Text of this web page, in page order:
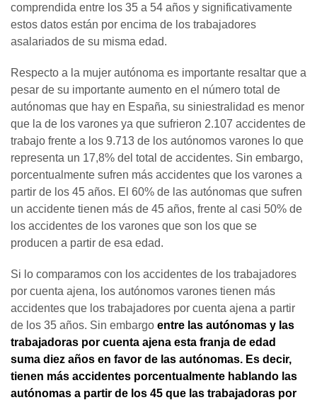
comprendida entre los 35 a 54 años y significativamente
estos datos están por encima de los trabajadores
asalariados de su misma edad.
Respecto a la mujer autónoma es importante resaltar que a
pesar de su importante aumento en el número total de
autónomas que hay en España, su siniestralidad es menor
que la de los varones ya que sufrieron 2.107 accidentes de
trabajo frente a los 9.713 de los autónomos varones lo que
representa un 17,8% del total de accidentes. Sin embargo,
porcentualmente sufren más accidentes que los varones a
partir de los 45 años. El 60% de las autónomas que sufren
un accidente tienen más de 45 años, frente al casi 50% de
los accidentes de los varones que son los que se
producen a partir de esa edad.
Si lo comparamos con los accidentes de los trabajadores
por cuenta ajena, los autónomos varones tienen más
accidentes que los trabajadores por cuenta ajena a partir
de los 35 años. Sin embargo entre las autónomas y las
trabajadoras por cuenta ajena esta franja de edad
suma diez años en favor de las autónomas. Es decir,
tienen más accidentes porcentualmente hablando las
autónomas a partir de los 45 que las trabajadoras por